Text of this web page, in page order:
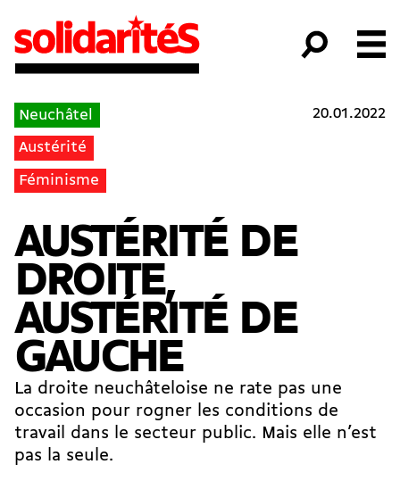
Neuchâtel
Austérité
Féminisme
20.01.2022
AUSTÉRITÉ DE
DROITE,
AUSTÉRITÉ DE
GAUCHE
La droite neuchâteloise ne rate pas une
occasion pour rogner les conditions de
travail dans le secteur public. Mais elle n’est
pas la seule.